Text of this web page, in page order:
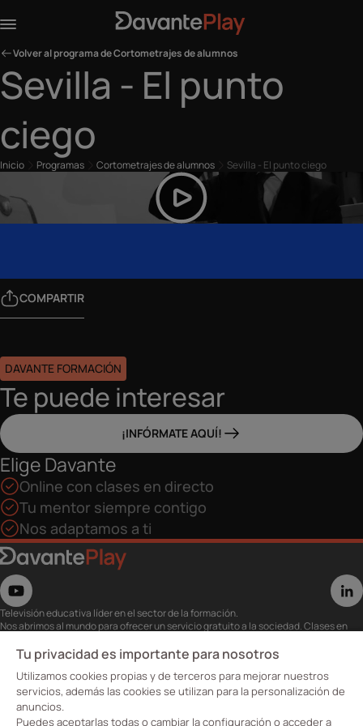
Volver al programa de Cortometrajes de alumnos
Sevilla - El punto
ciego
Inicio Programas Cortometrajes de alumnos Sevilla - El punto ciego
COMPARTIR
DAVANTE FORMACIÓN
Te puede interesar
¡INFÓRMATE AQUÍ!
Elige Davante
Online con clases en directo
Tu mentor siempre contigo
Nos adaptamos a ti
Televisión educativa líder en el sector de la formación.
Nos abrimos al mundo para ofrecer un servicio gratuito a la sociedad. Clases en
eventos, masterclass y recursos para estudiantes…
Utiliza esta plataforma para tu formación ya seas opositor o estés formándote
para conseguir o mejorar tu empleo.
Te invitamos a conocer nuestro contenido a la carta para ver cuándo y dónde
quieras.
Davante Play. #FormaciónEnAbierto
Tu privacidad es importante para nosotros
Utilizamos cookies propias y de terceros para mejorar nuestros
servicios, además las cookies se utilizan para la personalización de
anuncios.
Puedes aceptarlas todas o cambiar la configuración o acceder a